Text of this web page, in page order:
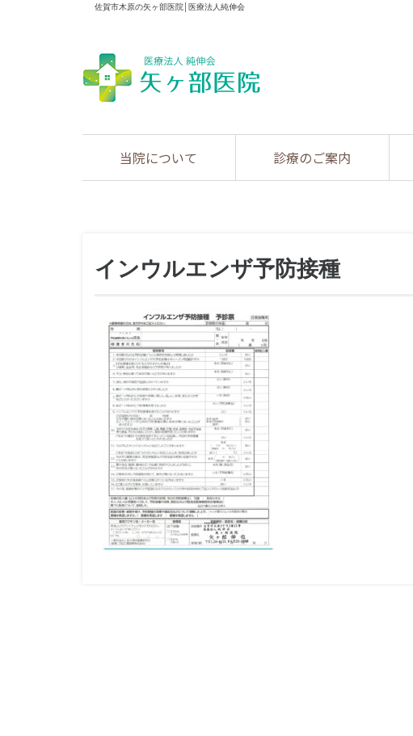
佐賀市木原の矢ヶ部医院│医療法人純伸会
当院について 診療のご案内
インウルエンザ予防接種